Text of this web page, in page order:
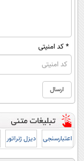
* کد امنیتی
اعتبارسنجی دیزل ژنراتور